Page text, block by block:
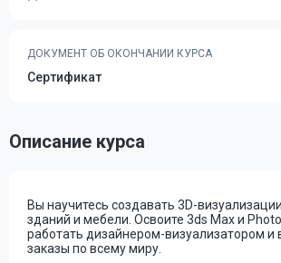
ДОКУМЕНТ ОБ ОКОНЧАНИИ КУРСА
Сертификат
Описание курса
Вы научитесь создавать 3D-
зданий и мебели. Освоите 3ds Max и
работать дизайнером-визуализатором и
заказы по всему миру.